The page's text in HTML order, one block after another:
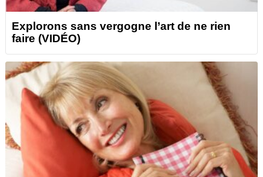
Explorons sans vergogne l’art de ne rien
faire (VIDÉO)